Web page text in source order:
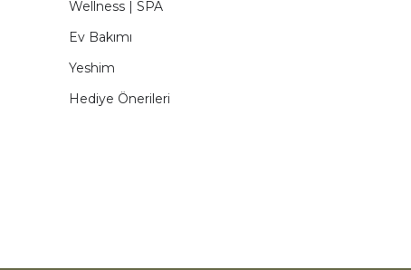
Wellness | SPA
Ev Bakımı
Yeshim
Hediye Önerileri